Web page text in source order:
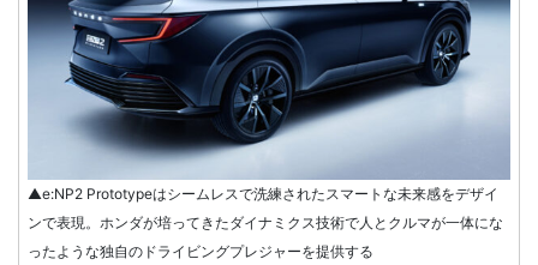
▲e:NP2 Prototypeはシームレスで洗練されたスマートな未来感をデザイ
ンで表現。ホンダが培ってきたダイナミクス技術で人とクルマが一体にな
ったような独自のドライビングプレジャーを提供する